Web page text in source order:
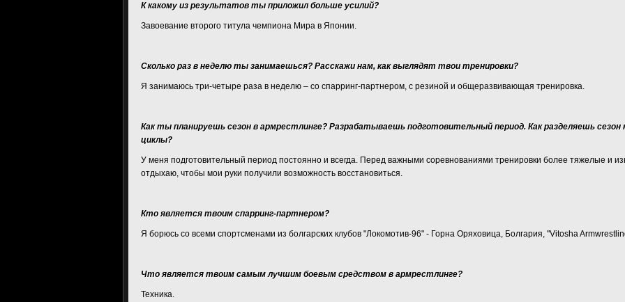
К какому из результатов ты приложил больше усилий?
Завоевание второго титула чемпиона Мира в Японии.
Сколько раз в неделю ты занимаешься? Расскажи нам, как выглядят твои тренировки?
Я занимаюсь три-четыре раза в неделю – со спарринг-партнером, с резиной и общеразвивающая тренировка.
Как ты планируешь сезон в армрестлинге? Разрабатываешь подготовительный период. Как разделяешь сезон
циклы?
У меня подготовительный период постоянно и всегда. Перед важными соревнованиями тренировки более тяжелые и
отдыхаю, чтобы мои руки получили возможность восстановиться.
Кто является твоим спарринг-партнером?
Я борюсь со всеми спортсменами из болгарских клубов "Локомотив-96" - Горна Оряховица, Болгария, "Vitosha
Что является твоим самым лучшим боевым средством в армрестлинге?
Техника.